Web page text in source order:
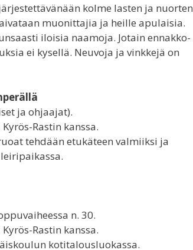
kolme lasten ja nuorten
muonittajia ja heille apulaisia.
iloisia naamoja. Jotain ennakko-
ei kysellä. Neuvoja ja vinkkejä on
ja ohjaajat).
Rastin kanssa.
tehdään etukäteen valmiiksi ja
n. 30.
Rastin kanssa.
kotitalousluokassa.